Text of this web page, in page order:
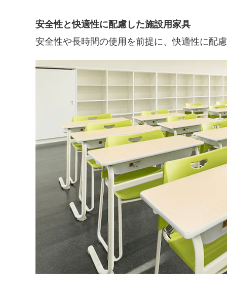
安全性と快適性に配慮した施設用家具
安全性や長時間の使用を前提に、快適性に配